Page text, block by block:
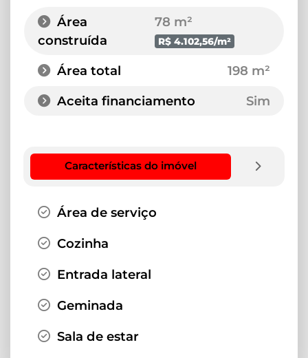
Área
construída
78 m²
R$ 4.102,56/m²
Área total
198 m²
Aceita financiamento
Sim
Características do imóvel
Área de serviço
Cozinha
Entrada lateral
Geminada
Sala de estar